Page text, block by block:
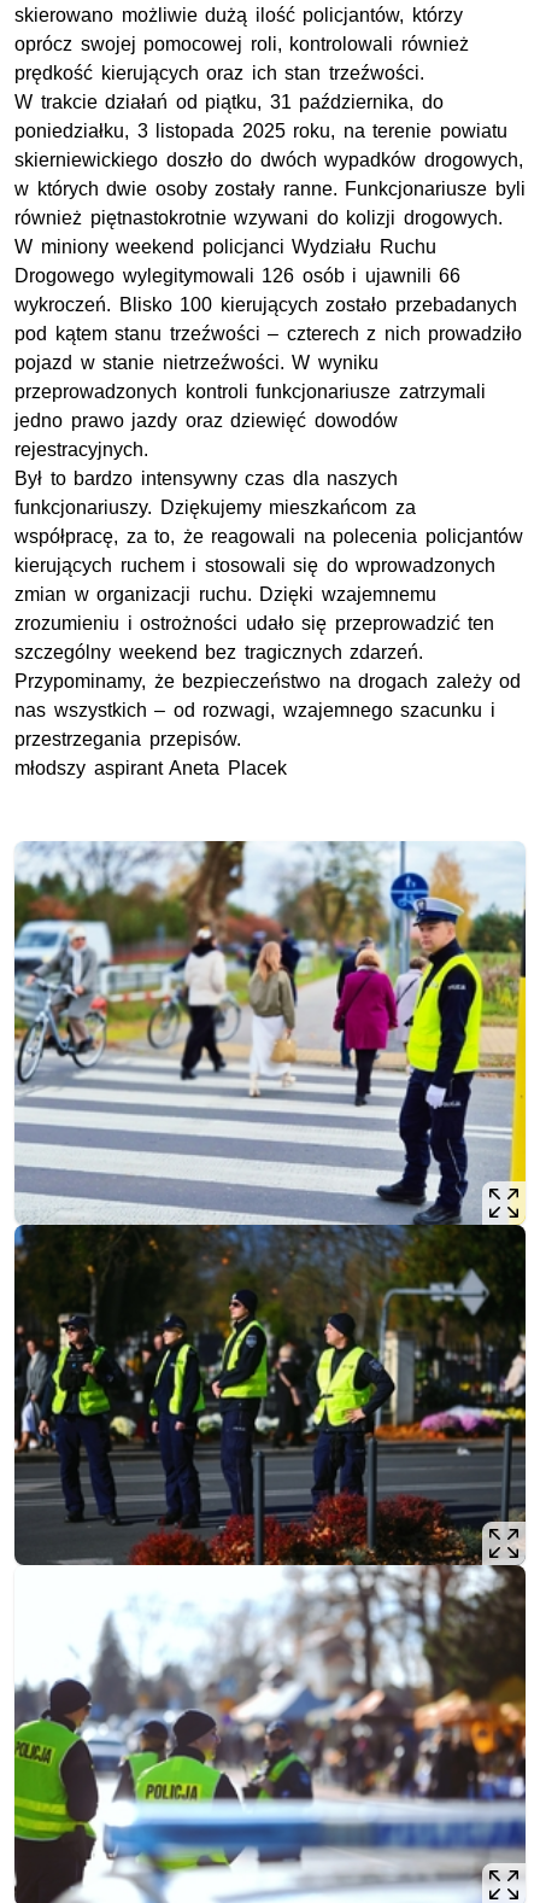
skierowano możliwie dużą ilość policjantów, którzy
oprócz swojej pomocowej roli, kontrolowali również
prędkość kierujących oraz ich stan trzeźwości.
W trakcie działań od piątku, 31 października, do
poniedziałku, 3 listopada 2025 roku, na terenie powiatu
skierniewickiego doszło do dwóch wypadków drogowych,
w których dwie osoby zostały ranne. Funkcjonariusze byli
również piętnastokrotnie wzywani do kolizji drogowych.
W miniony weekend policjanci Wydziału Ruchu
Drogowego wylegitymowali 126 osób i ujawnili 66
wykroczeń. Blisko 100 kierujących zostało przebadanych
pod kątem stanu trzeźwości – czterech z nich prowadziło
pojazd w stanie nietrzeźwości. W wyniku
przeprowadzonych kontroli funkcjonariusze zatrzymali
jedno prawo jazdy oraz dziewięć dowodów
rejestracyjnych.
Był to bardzo intensywny czas dla naszych
funkcjonariuszy. Dziękujemy mieszkańcom za
współpracę, za to, że reagowali na polecenia policjantów
kierujących ruchem i stosowali się do wprowadzonych
zmian w organizacji ruchu. Dzięki wzajemnemu
zrozumieniu i ostrożności udało się przeprowadzić ten
szczególny weekend bez tragicznych zdarzeń.
Przypominamy, że bezpieczeństwo na drogach zależy od
nas wszystkich – od rozwagi, wzajemnego szacunku i
przestrzegania przepisów.
młodszy aspirant Aneta Placek